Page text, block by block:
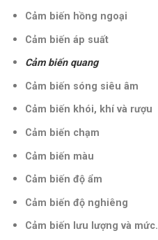
Cảm biến hồng ngoại
Cảm biến áp suất
Cảm biến quang
Cảm biến sóng siêu âm
Cảm biến khói, khí và rượu
Cảm biến chạm
Cảm biến màu
Cảm biến độ ẩm
Cảm biến độ nghiêng
Cảm biến lưu lượng và mức.